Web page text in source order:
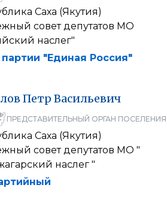
Саха (Якутия)
совет депутатов МО
наслег"
"Единая Россия"
Петр Васильевич
ПРЕДСТАВИТЕЛЬНЫЙ ОРГАН ПОСЕЛЕНИЯ
Саха (Якутия)
совет депутатов МО "
наслег "